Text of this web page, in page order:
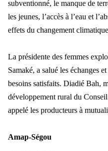
subventionné, le manque de
les jeunes, l’accès à l’eau et
effets du changement
La présidente des femmes
Samaké, a salué les échanges
besoins satisfaits. Diadié Bah,
développement rural du
appelé les producteurs à
Amap-Ségou